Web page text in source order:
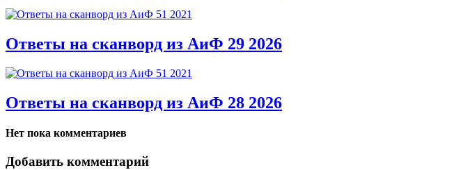
Ответы на сканворд из АиФ 29 2026
Ответы на сканворд из АиФ 28 2026
Нет пока комментариев
Добавить комментарий